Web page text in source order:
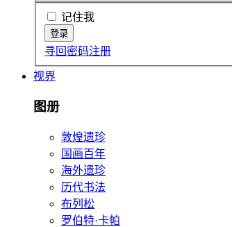
记住我
寻回密码注册
视界
图册
敦煌遗珍
国画百年
海外遗珍
历代书法
布列松
罗伯特·卡帕